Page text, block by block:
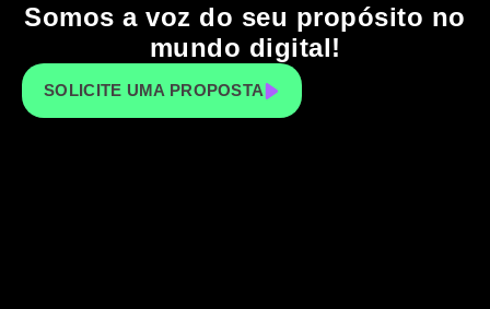
Somos a voz do seu propósito no
mundo digital!
SOLICITE UMA PROPOSTA